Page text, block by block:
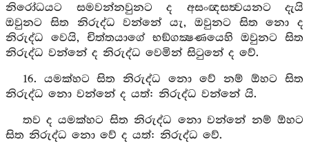
නිරෝධයට සමවන්නවුනට ද අසංඥසත්‍වයනට දැයි
ඔවුනට සිත නිරුද්ධ වන්නේ යැ, ඔවුනට සිත නො ද
නිරුද්ධ වෙයි, චිත්තයාගේ භඞ්ගක්‍ෂණයෙහි ඔවුනට සිත
නිරුද්ධ වන්නේ ද නිරුද්ධ වෙමින් සිටුනේ ද වේ.
16. යමක්හට සිත නිරුද්ධ නො වේ නම් ඕහට සිත
නිරුද්ධ නො වන්නේ ද යත්: නිරුද්ධ වන්නේ යි.
තව ද යමක්හට සිත නිරුද්ධ නො වන්නේ නම් ඕහට
සිත නිරුද්ධ නො වේ ද යත්: නිරුද්ධ වේ.